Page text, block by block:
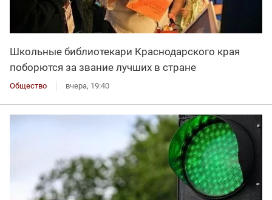
Школьные библиотекари Краснодарского края
поборются за звание лучших в стране
Общество вчера, 19:40